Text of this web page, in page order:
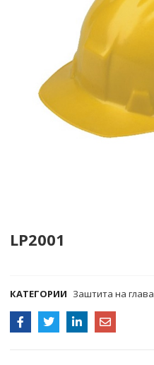
LP2001
КАТЕГОРИИ Заштита на глава